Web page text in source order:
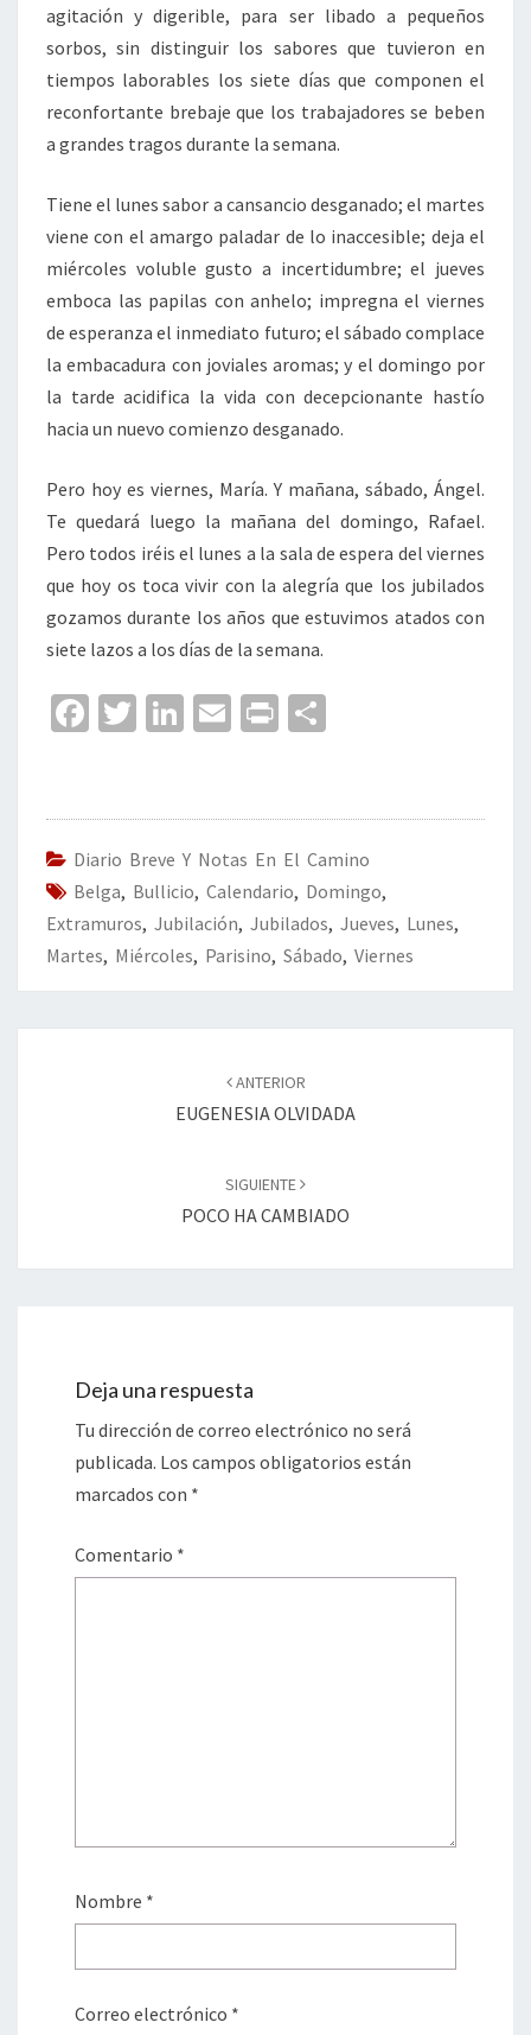
agitación y digerible, para ser libado a pequeños
sorbos, sin distinguir los sabores que tuvieron en
tiempos laborables los siete días que componen el
reconfortante brebaje que los trabajadores se beben
a grandes tragos durante la semana.
Tiene el lunes sabor a cansancio desganado; el martes
viene con el amargo paladar de lo inaccesible; deja el
miércoles voluble gusto a incertidumbre; el jueves
emboca las papilas con anhelo; impregna el viernes
de esperanza el inmediato futuro; el sábado complace
la embacadura con joviales aromas; y el domingo por
la tarde acidifica la vida con decepcionante hastío
hacia un nuevo comienzo desganado.
Pero hoy es viernes, María. Y mañana, sábado, Ángel.
Te quedará luego la mañana del domingo, Rafael.
Pero todos iréis el lunes a la sala de espera del viernes
que hoy os toca vivir con la alegría que los jubilados
gozamos durante los años que estuvimos atados con
siete lazos a los días de la semana.
Fa
o
o
k
T
er
Li
dI
n
E
l
Pr
p
ar
tir
Diario Breve Y Notas En El Camino
Belga, Bullicio, Calendario, Domingo,
Extramuros, Jubilación, Jubilados, Jueves, Lunes,
Martes, Miércoles, Parisino, Sábado, Viernes
ANTERIOR
EUGENESIA OLVIDADA
SIGUIENTE
POCO HA CAMBIADO
Deja una respuesta
Tu dirección de correo electrónico no será
publicada. Los campos obligatorios están
marcados con *
Comentario *
Nombre *
Correo electrónico *